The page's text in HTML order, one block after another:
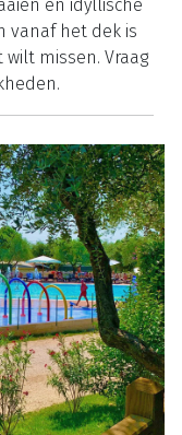
en idyllische
vanaf het dek is
missen. Vraag